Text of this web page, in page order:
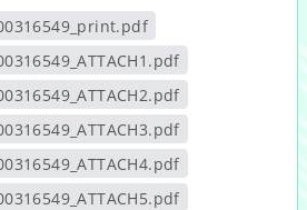
開新視窗
另開新視窗
另開新視窗
另開新視窗
另開新視窗